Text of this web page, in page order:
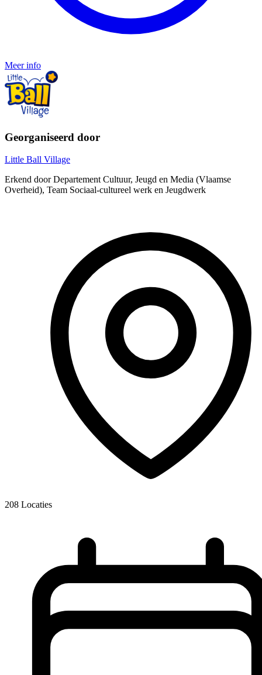
Meer info
Georganiseerd door
Little Ball Village
Erkend door Departement Cultuur, Jeugd en Media (Vlaamse
Overheid), Team Sociaal-cultureel werk en Jeugdwerk
208 Locaties